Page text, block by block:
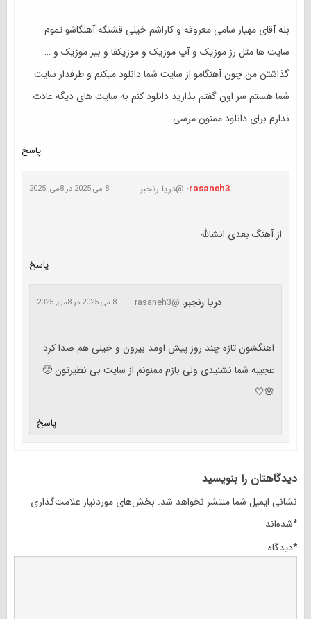
بله آقای مهیار سامی معروفه و کاراشم خیلی قشنگه آهنگاشو تموم
سایت ها مثل رز موزیک و آپ موزیک و موزیکفا و بیر موزیک و …
گذاشتن من چون آهنگامو از سایت شما دانلود میکنم و طرفدار سایت
شما هستم سر اون گفتم بذارید دانلود کنم به سایت های دیگه عادت
ندارم برای دانلود ممنون مرسی
پاسخ
rasaneh3: @دریا رنجبر 8 می 2025 در 8می, 2025
از آهنگ بعدی انشالله
پاسخ
دریا رنجبر: @rasaneh3 8 می 2025 در 8می, 2025
اهنگشون تازه چند روز پیش اومد بیرون و خیلی هم صدا کرد
عجیبه شما نشنیدی ولی بازم ممنونم از سایت بی نظیرتون 🥺
🌸🤍
پاسخ
دیدگاهتان را بنویسید
نشانی ایمیل شما منتشر نخواهد شد. بخش‌های موردنیاز علامت‌گذاری
شده‌اند*
دیدگاه*